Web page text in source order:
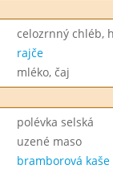
celozrnný chléb,
rajče
mléko, čaj
polévka selská
uzené maso
bramborová kaše